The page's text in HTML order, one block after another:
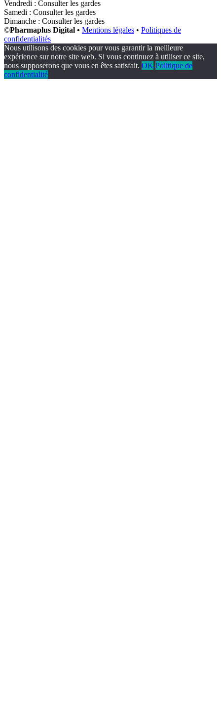
Vendredi : Consulter les gardes
Samedi : Consulter les gardes
Dimanche : Consulter les gardes
©Pharmaplus Digital • Mentions légales • Politiques de
confidentialités
Nous utilisons des cookies pour vous garantir la meilleure
expérience sur notre site web. Si vous continuez à utiliser ce site,
nous supposerons que vous en êtes satisfait. OK Politique de
confidentialité